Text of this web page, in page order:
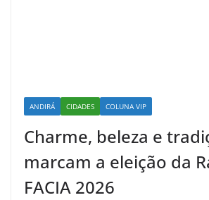
ANDIRÁ CIDADES COLUNA VIP
Charme, beleza e
marcam a eleição da
FACIA 2026